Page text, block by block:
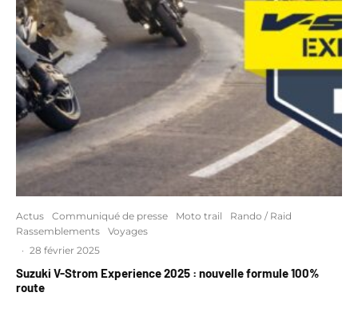
Actus Communiqué de presse Moto trail
Rando / Raid
Rassemblements
Voyages
· 28 février 2025
Suzuki V-Strom Experience 2025 : nouvelle formule 100%
route